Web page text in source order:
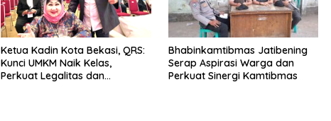
Ketua Kadin Kota Bekasi, QRS:
Kunci UMKM Naik Kelas,
Perkuat Legalitas dan
Bhabinkamtibmas Jatibening
Serap Aspirasi Warga dan
Perkuat Sinergi Kamtibmas